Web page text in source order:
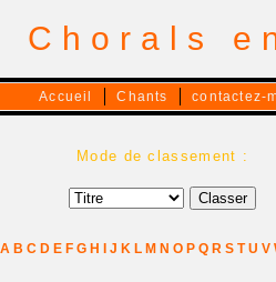
Chorals
Accueil Chants contactez-
Mode de classement :
A B C D E F G H J K L M N O P Q R S T U V